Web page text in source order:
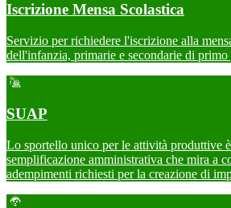
Iscrizione Mensa Scolastica
Servizio per richiedere l'iscrizione alla
dell'infanzia, primarie e secondarie di primo
SUAP
Lo sportello unico per le attività produttive
semplificazione amministrativa che mira a
adempimenti richiesti per la creazione di